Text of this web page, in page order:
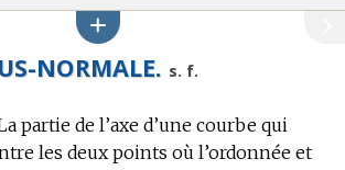
NORMALE. s. f.
partie de l’axe d’une courbe qui
les deux points où l’ordonnée et